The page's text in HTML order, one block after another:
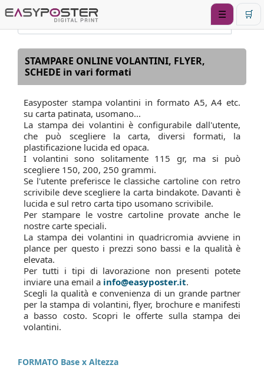
☰ 🛒
STAMPARE ONLINE VOLANTINI, FLYER,
SCHEDE in vari formati
Easyposter stampa volantini in formato A5, A4 etc.
su carta patinata, usomano...
La stampa dei volantini è configurabile dall'utente,
che può scegliere la carta, diversi formati, la
plastificazione lucida ed opaca.
I volantini sono solitamente 115 gr, ma si può
scegliere 150, 200, 250 grammi.
Se l'utente preferisce le classiche cartoline con retro
scrivibile deve scegliere la carta bindakote. Davanti è
lucida e sul retro carta tipo usomano scrivibile.
Per stampare le vostre cartoline provate anche le
nostre carte speciali.
La stampa dei volantini in quadricromia avviene in
plance per questo i prezzi sono bassi e la qualità è
elevata.
Per tutti i tipi di lavorazione non presenti potete
inviare una email a info@easyposter.it.
Scegli la qualità e convenienza di un grande partner
per la stampa di volantini, flyer, brochure e manifesti
a basso costo. Scopri le offerte sulla stampa dei
volantini.
FORMATO Base x Altezza